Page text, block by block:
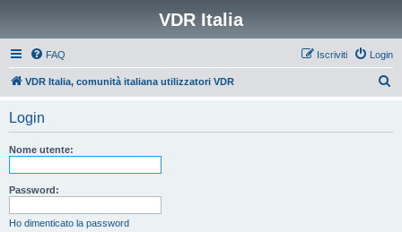
VDR Italia
FAQ Login
Iscriviti
VDR Italia, comunità italiana utilizzatori VDR
Login
Nome utente:
Password:
Ho dimenticato la password